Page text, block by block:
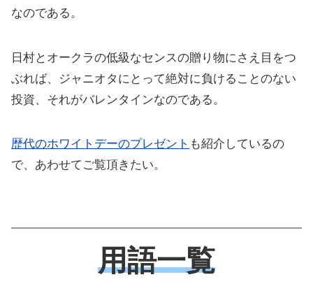
なのである。
日村とオークラの低級なセンスの贈り物にさえ目をつ
ぶれば、ジャニオタにとって絶対に負けることのない
投資、それがバレンタインなのである。
歴代のホワイトデーのプレゼント も紹介しているの
で、あわせてご覧頂きたい。
用語一覧